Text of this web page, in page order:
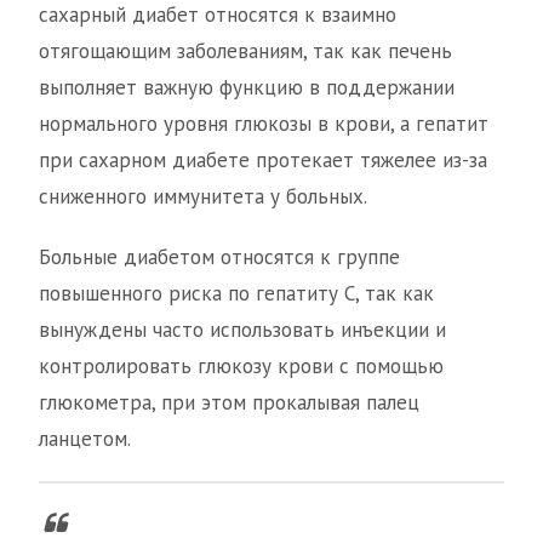
сахарный диабет относятся к взаимно
отягощающим заболеваниям, так как печень
выполняет важную функцию в поддержании
нормального уровня глюкозы в крови, а гепатит
при сахарном диабете протекает тяжелее из-за
сниженного иммунитета у больных.
Больные диабетом относятся к группе
повышенного риска по гепатиту С, так как
вынуждены часто использовать инъекции и
контролировать глюкозу крови с помощью
глюкометра, при этом прокалывая палец
ланцетом.